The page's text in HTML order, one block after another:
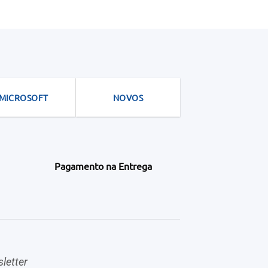
MICROSOFT NOVOS
Pagamento na Entrega